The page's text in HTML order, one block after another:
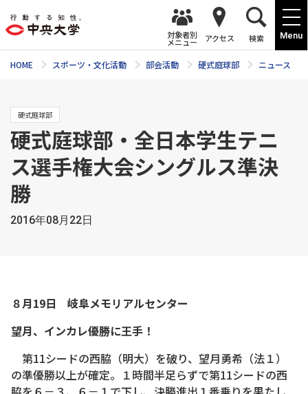
Menu
対象者別
メニュー アクセス 検索
HOME スポーツ・文化活動 部会活動 硬式庭球部 ニュース
硬式庭球部
硬式庭球部・全日本学生テニ
ス選手権大会シングルス準決
勝
2016年08月22日
８月19日 岐阜メモリアルセンター
望月、インカレ優勝に王手！
第11シードの西脇（明大）を破り、望月勇希（法１）
の準優勝以上が確定。１時間半足らずで第11シードの西